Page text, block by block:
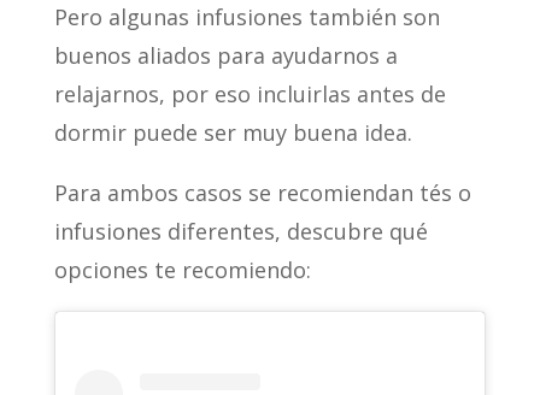
Pero algunas infusiones también son
buenos aliados para ayudarnos a
relajarnos, por eso incluirlas antes de
dormir puede ser muy buena idea.
Para ambos casos se recomiendan tés o
infusiones diferentes, descubre qué
opciones te recomiendo: